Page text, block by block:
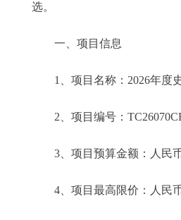
选。
一、项目信息
1、项目名称：2026年度
2、项目编号：
3、项目预算金额：人民币
4、项目最高限价：人民币